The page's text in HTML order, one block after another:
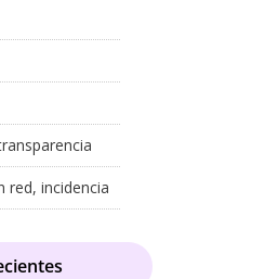
red, incidencia